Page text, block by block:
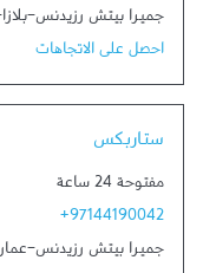
جميرا بيتش رزيدنس-
احصل على الاتجاهات
ستاربكس
مفتوحة 24 ساعة
+97144190042
جميرا بيتش رزيدنس-